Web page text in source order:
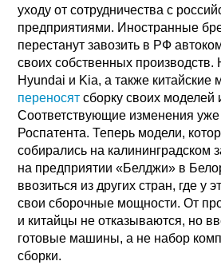
уходу от сотрудничества с
предприятиями. Иностранные
перестанут завозить в РФ
своих собственных
Hyundai и Kia, а также китайские
переносят сборку своих моделей
Соответствующие изменения
Роспатента. Теперь модели,
собирались на калининградском
на предприятии «Белджи» в
ввозиться из других стран, где у
свои сборочные мощности. От
и китайцы не отказываются, но
готовые машины, а не набор
сборки.